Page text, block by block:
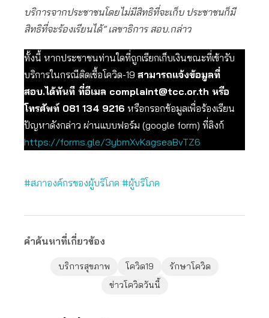
บริการจากประชาชนโดยไม่มีสิทธิที่จะเก็บ ประชาชนก็มี
สิทธิที่จะร้องเรียนได้” เลขาธิการ สอบ.กล่าว
ทั้งนี้ หากประชาชนท่านใดที่ถูกเรียกเก็บเงินขณะที่เข้ารับ
บริการในกรณีติดเชื้อโควิด-19 สามารถแจ้งข้อมูลที่
สอบ.ได้ทันที ที่อีเมล complaint@tcc.or.th หรือ
โทรศัพท์ 081 134 9216 หรือกรอกข้อมูลเพื่อร้องเรียน
ปัญหาดังกล่าว ผ่านแบบฟอร์ม (google form) ที่ลิงก์
https://forms.gle/3ybmXvKagseaBvTZ6
#สภาองค์กรของผู้บริโภค #ผู้บริโภค
คำค้นหาที่เกี่ยวข้อง
บริการสุขภาพ โควิด19
รักษาโควิด
ข่าวโควิดวันนี้